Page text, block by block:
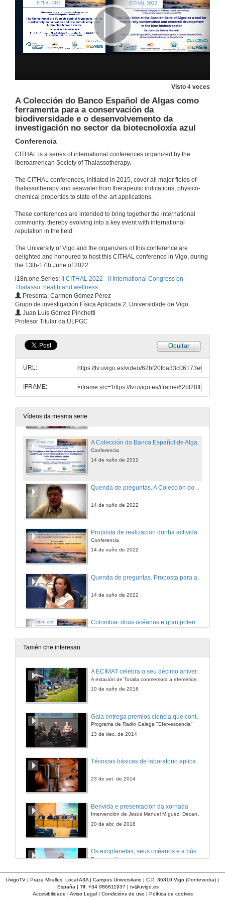
Visto 4 veces
A Colección do Banco Español de Algas como
ferramenta para a conservación da
biodiversidade e o desenvolvemento da
investigación no sector da biotecnoloxía azul
Conferencia
CITHAL is a series of international conferences organized by the
Iberoamerican Society of Thalassotherapy.
The CITHAL conferences, initiated in 2015, cover all major fields of
thalassotherapy and seawater from therapeutic indications, physico-
chemical properties to state-of-the-art applications.
These conferences are intended to bring together the international
community, thereby evolving into a key event with international
reputation in the field.
The University of Vigo and the organizers of this conference are
delighted and honoured to host this CITHAL conference in Vigo, during
the 13th-17th June of 2022.
i18n.one.Series:
II CITHAL 2022 - II International Congress on
Thalasso: health and wellness
Presenta: Carmen Gómez Pérez
Grupo de investigación Física Aplicada 2, Universidade de Vigo
Juan Luis Gómez Pinchetti
Profesor Titular da ULPGC
Ocultar
URL:
IFRAME:
Vídeos da mesma serie
13 de xuño de 2022
Respiratory therapy with seawater
Conference
13 de xuño de 2022
13 de xuño de 2022
Conferencia
14 de xuño de 2022
O uso da auga mariña e dos lagos salgados nos países do sur de América do Sur
Conferencia
14 de xuño de 2022
Quenda de preguntas. O uso da auga mariña e dos lagos salgados nos países do sur de América do Sur
A Colección do Banco Español de Algas como ferramenta para a conservación da biodiversidade e o desenvolvemento da investigación no sector da biotecnoloxía azul
Conferencia
14 de xuño de 2022
14 de xuño de 2022
Proposta de realización dunha actividade audiovisual para a prevención de accidentes na praia
Conferencia
14 de xuño de 2022
14 de xuño de 2022
Colombia: dous océanos e gran potencial para a talasoterapia
14 de xuño de 2022
Conferencia
Aplicacións farmacolóxicas das algas
Conferencia
Tamén che interesan
A ECIMAT celebra o seu décimo aniversario
10 de xuño de 2016
Programa de Radio Galega "Efervescencia"
13 de dec. de 2014
Técnicas básicas de laboratorio aplicadas á bioloxía
23 de set. de 2014
Benvida e presentación da xornada
Intervención de Jesús Manuel Míguez, Decano da Facultade de Bioloxía
20 de abr. de 2018
Os exoplanetas, seus océanos e a búsqueda de vida neles.
Presnetación.
UvigoTV | Praza Miralles. Local A3A | Campus Universitario | C.P. 36310 Vigo (Pontevedra) |
España | Tlf: +34 986811937 | tv@uvigo.es
Accesibilidade | Aviso Legal| Condicións de uso| Política de cookies